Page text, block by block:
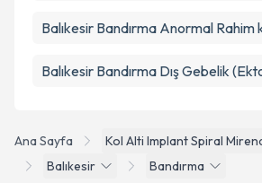
Ana Sayfa
Kol Alti Implant Spiral
Balıkesir
Bandırma
Balıkesir Bandırma Anormal Rahim
Balıkesir Bandırma Dış Gebelik